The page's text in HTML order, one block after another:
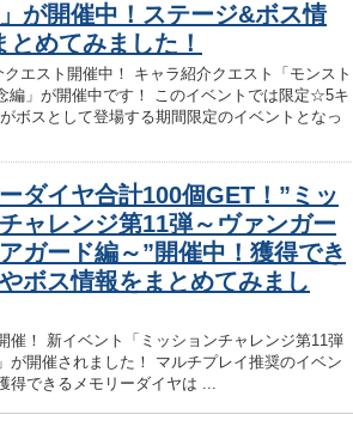
が開催中！ステージ&ボス情
とめてみました！
クエスト開催中！ キャラ紹介クエスト「モンスト
編」が開催中です！ このイベントでは限定☆5キ
ボスとして登場する期間限定のイベントとなっ
ダイヤ合計100個GET！”ミッ
ャレンジ第11弾～ヴァンガー
アガード編～”開催中！獲得でき
ボス情報をまとめてみまし
催！ 新イベント「ミッションチャレンジ第11弾
が開催されました！ マルチプレイ推奨のイベン
得できるメモリーダイヤは ...